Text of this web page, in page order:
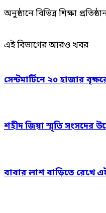
অনুষ্ঠানে বিভিন্ন শিক্ষা
এই বিভাগের আরও খবর
সেন্টমার্টিনে ২০ হাজার
শহীদ জিয়া স্মৃতি সংসদের
বাবার লাশ বাড়িতে রেখে